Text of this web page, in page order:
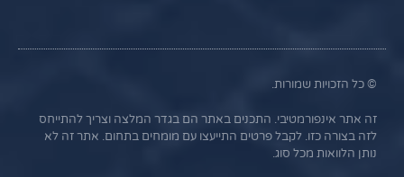
© כל הזכויות שמורות.
זה אתר אינפורמטיבי. התכנים באתר הם בגדר המלצה וצריך להתייחס
לזה בצורה כזו. לקבל פרטים התייעצו עם מומחים בתחום. אתר זה לא
נותן הלוואות מכל סוג.